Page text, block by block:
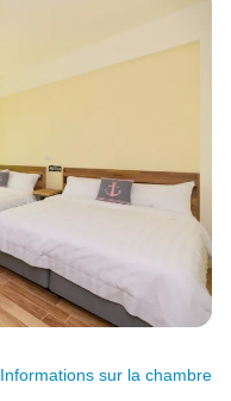
Informations sur la chambre